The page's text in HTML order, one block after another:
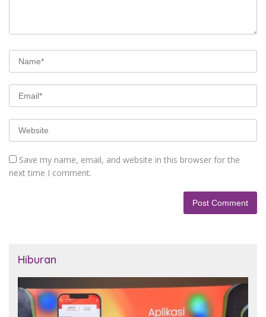
Save my name, email, and website in this browser for the
next time I comment.
Hiburan